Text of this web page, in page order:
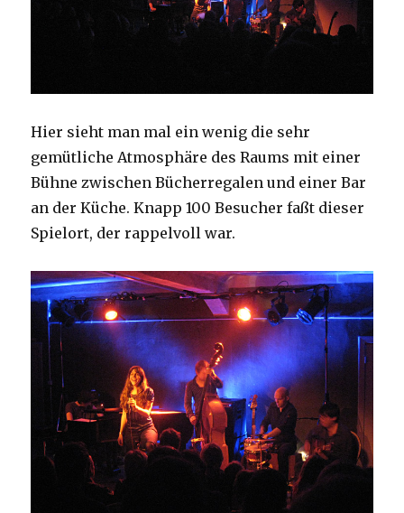
Hier sieht man mal ein wenig die sehr
gemütliche Atmosphäre des Raums mit einer
Bühne zwischen Bücherregalen und einer Bar
an der Küche. Knapp 100 Besucher faßt dieser
Spielort, der rappelvoll war.